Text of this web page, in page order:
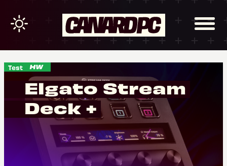
Test
Elgato Stream
Deck +